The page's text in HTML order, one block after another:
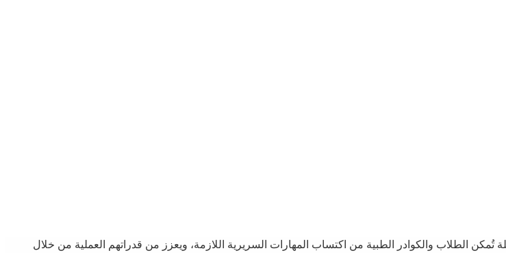
تُمكن الطلاب والكوادر الطبية من اكتساب المهارات السريرية اللازمة، ويعزز من قدراتهم العملية من خلال